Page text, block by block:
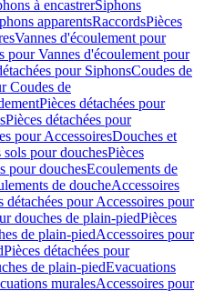
à encastrerSiphons
apparentsRaccordsPièces
Vannes d'écoulement pour
pour Vannes d'écoulement pour
pour SiphonsCoudes de
Coudes de
Pièces détachées pour
Pièces détachées pour
pour AccessoiresDouches et
pour douchesPièces
pour douchesEcoulements de
de doucheAccessoires
détachées pour Accessoires pour
douches de plain-piedPièces
de plain-piedAccessoires pour
Pièces détachées pour
de plain-piedEvacuations
muralesAccessoires pour